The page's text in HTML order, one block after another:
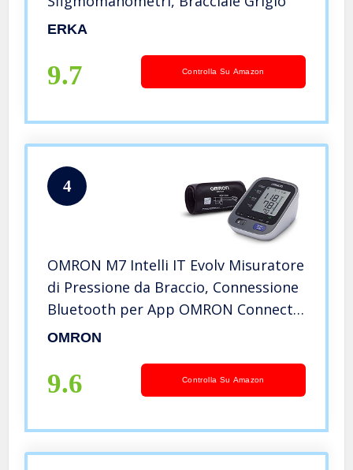
ERKA
9.7 Controlla Su Amazon
4
OMRON M7 Intelli IT Evolv Misuratore
di Pressione da Braccio, Connessione
Bluetooth per App OMRON Connect,
iOS/Android, Bracciale Intelli Wrap
OMRON
9.6 Controlla Su Amazon